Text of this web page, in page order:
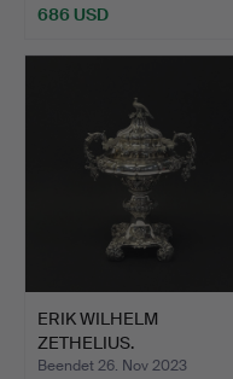
686 USD
ERIK WILHELM
ZETHELIUS.
ZUCKERDOSE MIT Dec…
Beendet 26. Nov 2023